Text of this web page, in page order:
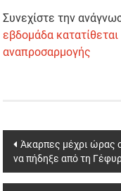
Συνεχίστε την
εβδομάδα
αναπροσαρμογής
Post
navigation
Άκαρπες μέχρι ώρας
να πήδηξε από τη